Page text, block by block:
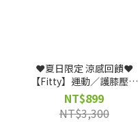
❤️夏日限定 涼感回饋❤️
【Fitty】運動／護膝壓力
褲－旗艦拼彩（剩 XL, 2XL
號）
NT$899
NT$3,300